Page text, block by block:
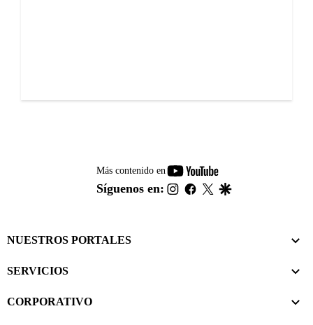
Más contenido en
youtube-
footer
Síguenos en: instagram
facebook
twitter
NUESTROS PORTALES
SERVICIOS
CORPORATIVO